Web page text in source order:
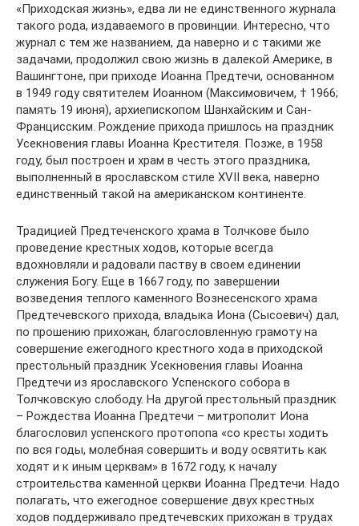
«Приходская жизнь», едва ли не единственного журнала
такого рода, издаваемого в провинции. Интересно, что
журнал с тем же названием, да наверно и с такими же
задачами, продолжил свою жизнь в далекой Америке, в
Вашингтоне, при приходе Иоанна Предтечи, основанном
в 1949 году святителем Иоанном (Максимовичем, † 1966;
память 19 июня), архиепископом Шанхайским и Сан-
Францисским. Рождение прихода пришлось на праздник
Усекновения главы Иоанна Крестителя. Позже, в 1958
году, был построен и храм в честь этого праздника,
выполненный в ярославском стиле XVII века, наверно
единственный такой на американском континенте.
Традицией Предтеченского храма в Толчкове было
проведение крестных ходов, которые всегда
вдохновляли и радовали паству в своем единении
служения Богу. Еще в 1667 году, по завершении
возведения теплого каменного Вознесенского храма
Предтечевского прихода, владыка Иона (Сысоевич) дал,
по прошению прихожан, благословленную грамоту на
совершение ежегодного крестного хода в приходской
престольный праздник Усекновения главы Иоанна
Предтечи из ярославского Успенского собора в
Толчковскую слободу. На другой престольный праздник
– Рождества Иоанна Предтечи – митрополит Иона
благословил успенского протопопа «со кресты ходить
по вся годы, молебная совершить и воду освятить как
ходят и к иным церквам» в 1672 году, к началу
строительства каменной церкви Иоанна Предтечи. Надо
полагать, что ежегодное совершение двух крестных
ходов поддерживало предтечевских прихожан в трудах